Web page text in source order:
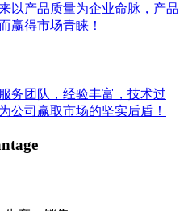
以产品质量为企业命脉，产品
赢得市场青睐！
务团队，经验丰富，技术过
公司赢取市场的坚实后盾！